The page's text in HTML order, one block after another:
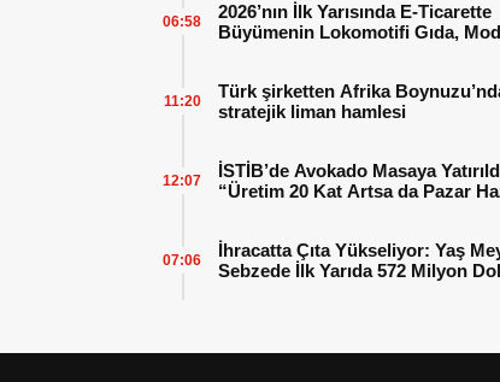
2026’nın İlk Yarısında E-Ticarette
Büyümenin Lokomotifi Gıda,
06:58
Türk şirketten Afrika
stratejik liman hamlesi
11:20
İSTİB’de Avokado Masaya
“Üretim 20 Kat Artsa da Pazar
12:07
İhracatta Çıta Yükseliyor: Yaş
Sebzede İlk Yarıda 572 Milyon
07:06